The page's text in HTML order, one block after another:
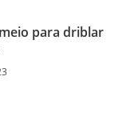
para driblar